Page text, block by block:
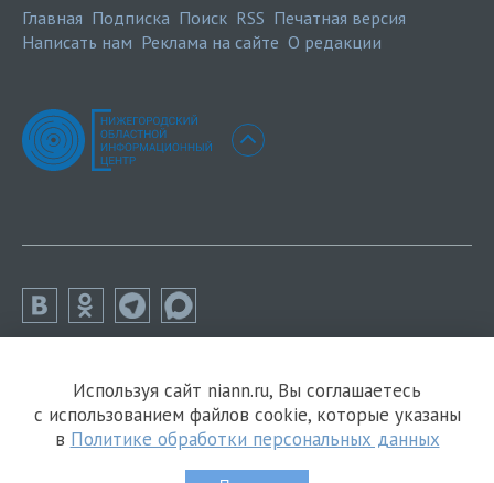
Главная Подписка Поиск RSS Печатная версия
Написать нам Реклама на сайте О редакции
Используя сайт niann.ru, Вы соглашаетесь
с использованием файлов cookie, которые указаны
в Политике обработки персональных данных